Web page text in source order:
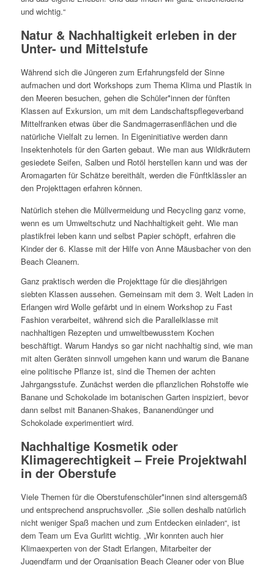
und wichtig.“
Natur & Nachhaltigkeit erleben in der
Unter- und Mittelstufe
Während sich die Jüngeren zum Erfahrungsfeld der Sinne
aufmachen und dort Workshops zum Thema Klima und Plastik in
den Meeren besuchen, gehen die Schüler*innen der fünften
Klassen auf Exkursion, um mit dem Landschaftspflegeverband
Mittelfranken etwas über die Sandmagerrasenflächen und die
natürliche Vielfalt zu lernen. In Eigeninitiative werden dann
Insektenhotels für den Garten gebaut. Wie man aus Wildkräutern
gesiedete Seifen, Salben und Rotöl herstellen kann und was der
Aromagarten für Schätze bereithält, werden die Fünftklässler an
den Projekttagen erfahren können.
Natürlich stehen die Müllvermeidung und Recycling ganz vorne,
wenn es um Umweltschutz und Nachhaltigkeit geht. Wie man
plastikfrei leben kann und selbst Papier schöpft, erfahren die
Kinder der 6. Klasse mit der Hilfe von Anne Mäusbacher von den
Beach Cleanern.
Ganz praktisch werden die Projekttage für die diesjährigen
siebten Klassen aussehen. Gemeinsam mit dem 3. Welt Laden in
Erlangen wird Wolle gefärbt und in einem Workshop zu Fast
Fashion verarbeitet, während sich die Parallelklasse mit
nachhaltigen Rezepten und umweltbewusstem Kochen
beschäftigt. Warum Handys so gar nicht nachhaltig sind, wie man
mit alten Geräten sinnvoll umgehen kann und warum die Banane
eine politische Pflanze ist, sind die Themen der achten
Jahrgangsstufe. Zunächst werden die pflanzlichen Rohstoffe wie
Banane und Schokolade im botanischen Garten inspiziert, bevor
dann selbst mit Bananen-Shakes, Bananendünger und
Schokolade experimentiert wird.
Nachhaltige Kosmetik oder
Klimagerechtigkeit – Freie Projektwahl
in der Oberstufe
Viele Themen für die Oberstufenschüler*innen sind altersgemäß
und entsprechend anspruchsvoller. „Sie sollen deshalb natürlich
nicht weniger Spaß machen und zum Entdecken einladen“, ist
dem Team um Eva Gurlitt wichtig. „Wir konnten auch hier
Klimaexperten von der Stadt Erlangen, Mitarbeiter der
Jugendfarm und der Organisation Beach Cleaner oder von Blue